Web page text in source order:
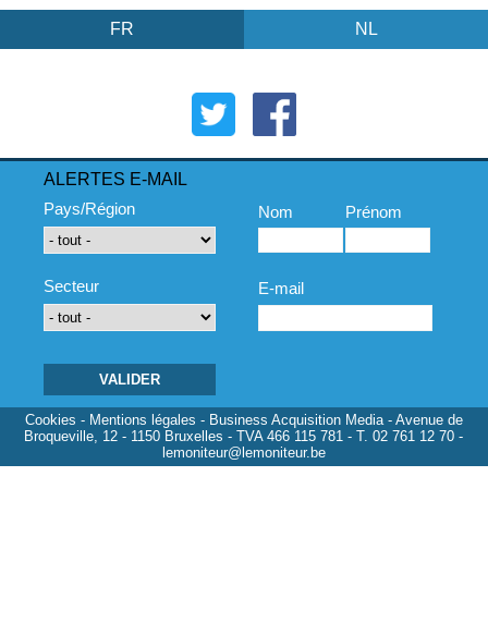
FR NL
ALERTES E-MAIL
Pays/Région
Secteur
Nom Prénom
E-mail
Cookies - Mentions légales - Business Acquisition Media - Avenue de
Broqueville, 12 - 1150 Bruxelles - TVA 466 115 781 - T. 02 761 12 70 -
lemoniteur@lemoniteur.be